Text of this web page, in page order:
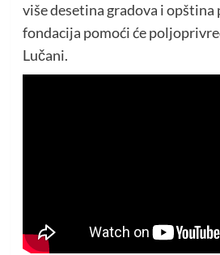
više desetina gradova i opština
fondacija pomoći će
Lučani.